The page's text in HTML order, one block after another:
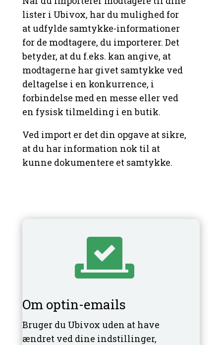
lister i Ubivox, har du mulighed for
at udfylde samtykke-informationer
for de modtagere, du importerer. Det
betyder, at du f.eks. kan angive, at
modtagerne har givet samtykke ved
deltagelse i en konkurrence, i
forbindelse med en messe eller ved
en fysisk tilmelding i en butik.
Ved import er det din opgave at sikre,
at du har information nok til at
kunne dokumentere et samtykke.

Om optin-emails
Bruger du Ubivox uden at have
ændret ved dine indstillinger,